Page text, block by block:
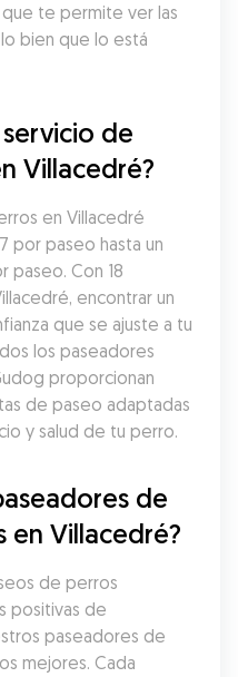
te permite ver las
bien que lo está
de
Villacedré?
en Villacedré
por paseo hasta un
paseo. Con 18
encontrar un
que se ajuste a tu
los paseadores
proporcionan
de paseo adaptadas
y salud de tu perro.
de
en Villacedré?
de perros
positivas de
paseadores de
mejores. Cada